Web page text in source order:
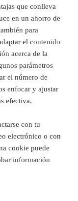
que conlleva
en un ahorro de
para
el contenido
acerca de la
parámetros
el número de
enfocar y ajustar
efectiva.
con tu
electrónico o con
cookie puede
información